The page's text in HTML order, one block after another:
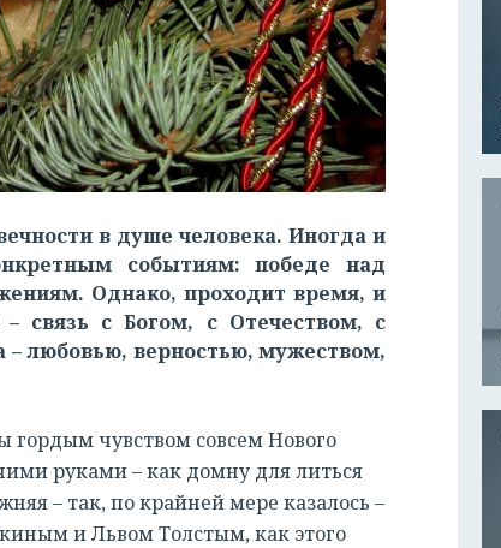
в душе человека. Иногда и
событиям: победе над
Однако, проходит время, и
– связь с Богом, с Отечеством, с
любовью, верностью, мужеством,
гордым чувством совсем Нового
руками – как домну для литься
– так, по крайней мере казалось –
и Львом Толстым, как этого